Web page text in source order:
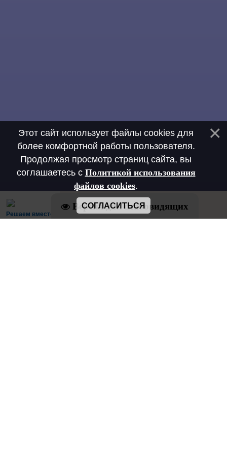
Версия для слабовидящих
Решаем вместе
Этот сайт использует файлы cookies для
более комфортной работы пользователя.
Продолжая просмотр страниц сайта, вы
соглашаетесь с Политикой использования
файлов cookies.
СОГЛАСИТЬСЯ